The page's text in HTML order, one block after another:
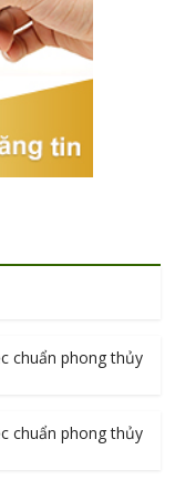
chuẩn phong thủy
chuẩn phong thủy